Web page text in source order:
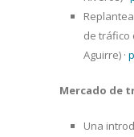
de tráfico
Aguirre) ·
Mercado de
Una